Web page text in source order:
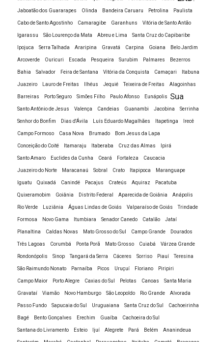
Faculdade EAD Biologia
Faculdade EAD cursos
Faculdade EAD de Administração
Faculdade EAD de Ciências Contábeis
Faculdade EAD de Contabilidade
Faculdade EAD de História
Faculdade EAD Design de interiores
Faculdade EAD Design de Moda
Faculdade EAD Gastronomia
Faculdade EAD Gestão de Recursos Humanos
Faculdade EAD Gestão em Segurança Pública
Faculdade EAD Gestão Financeira
Faculdade EAD História
Faculdade EAD Marketing
Faculdade EAD Matemática
Faculdade EAD Online
Faculdade EAD Pós Graduação Educação Física
Escolar
Jaboatão dos Guararapes Olinda Bandeira Caruaru Petrolina Paulista
Cabo de Santo Agostinho Camaragibe Garanhuns Vitória de Santo Antão
Igarassu São Lourenço da Mata Abreu e Lima Santa Cruz do Capibaribe
Ipojuca Serra Talhada Araripina Gravatá Carpina Goiana Belo Jardim
Arcoverde Ouricuri Escada Pesqueira Surubim Palmares Bezerros
Bahia Salvador Feira de Santana Vitória da Conquista Camaçari Itabuna
Juazeiro Lauro de Freitas Ilhéus Jequié Teixeira de Freitas Alagoinhas
Barreiras Porto Seguro Simões Filho Paulo Afonso Eunápolis
Santo Antônio de Jesus Valença Candeias Guanambi Jacobina Serrinha
Senhor do Bonfim Dias d'Ávila Luís Eduardo Magalhães Itapetinga Irecê
Campo Formoso Casa Nova Brumado Bom Jesus da Lapa
Conceição do Coité Itamaraju Itaberaba Cruz das Almas Ipirá
Santo Amaro Euclides da Cunha Ceará Fortaleza Caucacia
Juazeiro do Norte Maracanaú Sobral Crato Itapipoca Maranguape
Iguatu Quixadá Canindé Pacajus Crateús Aquiraz Pacatuba
Quixeramobim Goiânia Distrito Federal Aparecida de Goiânia Anápolis
Rio Verde Luziânia Águas Lindas de Goiás Valparaíso de Goiás Trindade
Formosa Novo Gama Itumbiara Senador Canedo Catalão Jataí
Planaltina Caldas Novas Mato Grosso do Sul Campo Grande Dourados
Três Lagoas Corumbá Ponta Porã Mato Grosso Cuiabá Várzea Grande
Rondonópolis Sinop Tangará da Serra Cáceres Sorriso Piauí Teresina
São Raimundo Nonato Parnaíba Picos Uruçuí Floriano Piripiri
Campo Maior Porto Alegre Caxias do Sul Pelotas Canoas Santa Maria
Gravataí Viamão Novo Hamburgo São Leopoldo Rio Grande Alvorada
Passo Fundo Sapucaia do Sul Uruguaiana Santa Cruz do Sul Cachoeirinha
Bagé Bento Gonçalves Erechim Guaíba Cachoeira do Sul
Santana do Livramento Esteio Ijuí Alegrete Pará Belém Ananindeua
Sua